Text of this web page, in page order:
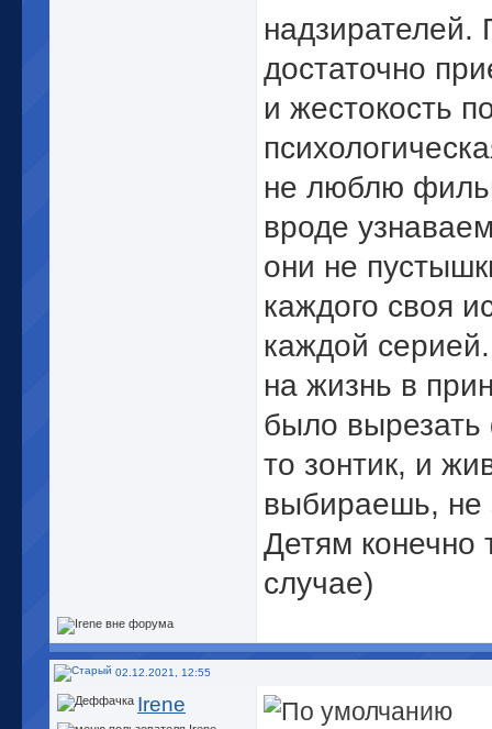
надзирателей.
достаточно
и жестокость
не люблю
вроде
они не
каждого своя
каждой
на жизнь в
было вырезать
то зонтик, и
выбираешь, не
Детям конечно
случае)
02.12.2021, 12:55
Irene